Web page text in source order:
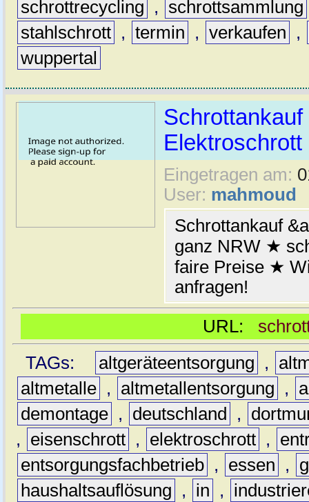
schrottrecycling
, schrottsammlung
stahlschrott , termin , verkaufen
,
wuppertal
Schrottankauf
Elektroschrott
Eingetragen am:
User: mahmoud
Schrottankauf
ganz NRW ★
faire Preise ★
anfragen!
URL:
TAGs:
altgeräteentsorgung ,
altmetalle , altmetallentsorgung ,
demontage , deutschland ,
,
eisenschrott , elektroschrott ,
entsorgungsfachbetrieb , essen ,
haushaltsauflösung
, in ,